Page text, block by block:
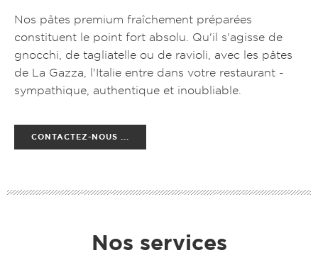
Nos pâtes premium fraîchement préparées
constituent le point fort absolu. Qu'il s'agisse de
gnocchi, de tagliatelle ou de ravioli, avec les pâtes
de La Gazza, l'Italie entre dans votre restaurant -
sympathique, authentique et inoubliable.
CONTACTEZ-NOUS ...
Nos services